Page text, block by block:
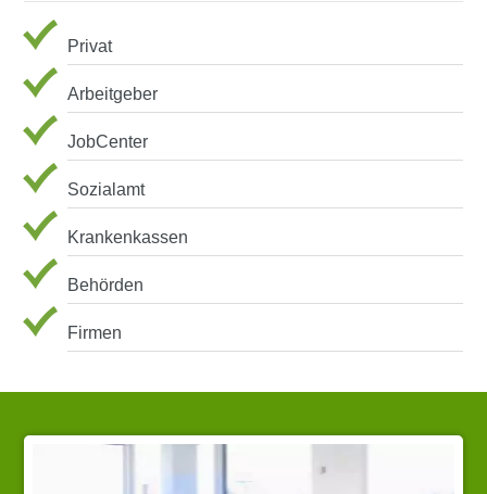
Privat
Arbeitgeber
JobCenter
Sozialamt
Krankenkassen
Behörden
Firmen